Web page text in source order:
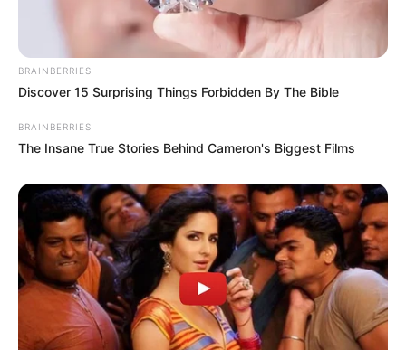
BRAINBERRIES
Discover 15 Surprising Things Forbidden By The Bible
BRAINBERRIES
The Insane True Stories Behind Cameron's Biggest Films